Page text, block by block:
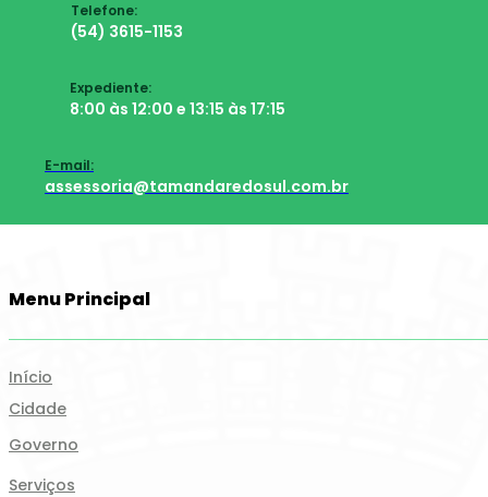
Telefone:
(54) 3615-1153
Expediente:
8:00 às 12:00 e 13:15 às 17:15
E-mail:
assessoria@tamandaredosul.com.br
Menu Principal
Início
Cidade
Governo
Serviços